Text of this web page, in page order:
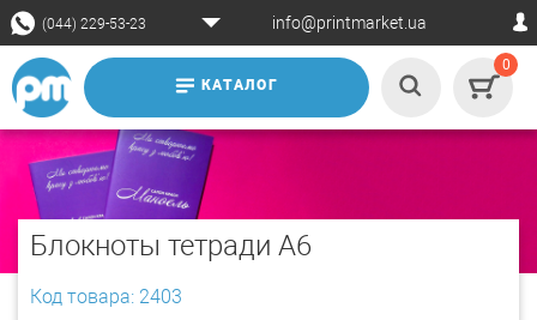
(044) 229-53-23 info@printmarket.ua
КАТАЛОГ
0
Блокноты тетради A6
Код товара: 2403